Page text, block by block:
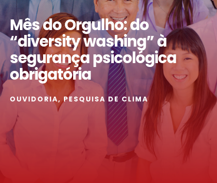
Mês do Orgulho: do
“diversity washing” à
segurança psicológica
obrigatória
OUVIDORIA,PESQUISA DE CLIMA